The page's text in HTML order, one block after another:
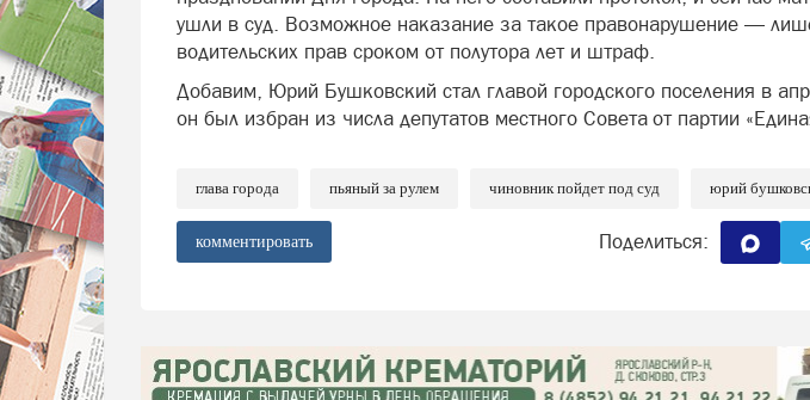
ушли в суд. Возможное наказание за такое правонарушение —
водительских прав сроком от полутора лет и штраф.
Добавим, Юрий Бушковский стал главой городского поселения в
он был избран из числа депутатов местного Совета от партии
глава города пьяный за рулем чиновник пойдет под суд юрий
комментировать Поделиться: